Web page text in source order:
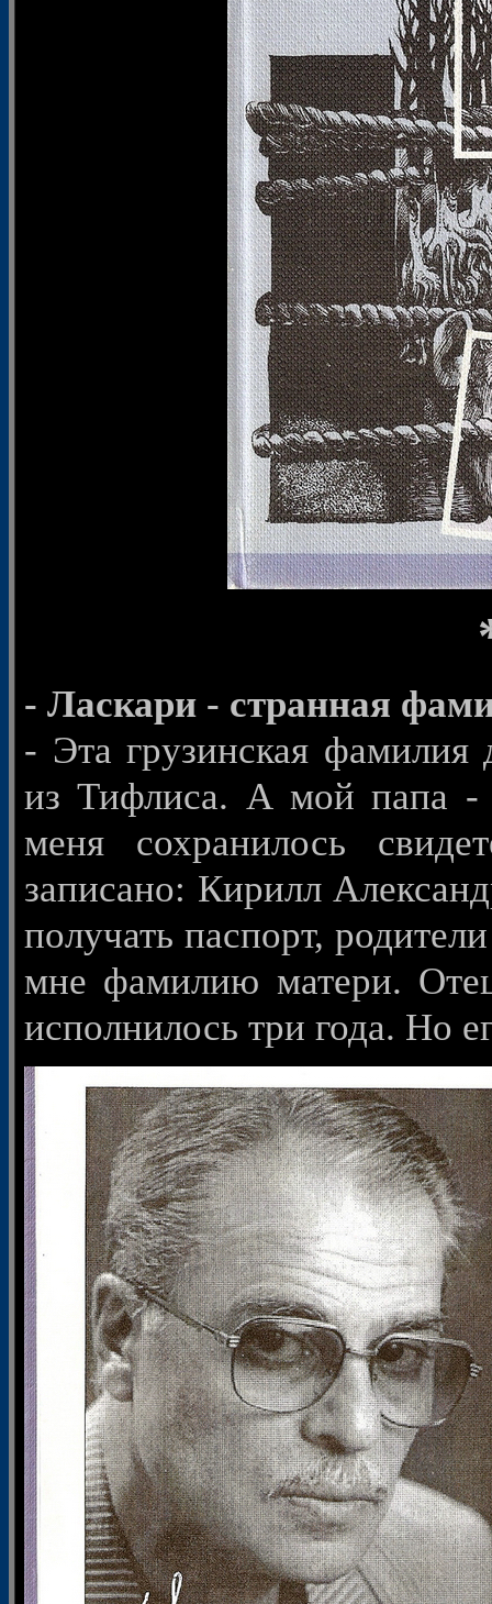
- Ласкари - странная
- Эта грузинская
из Тифлиса. А мой папа -
меня сохранилось
записано: Кирилл
получать паспорт,
мне фамилию матери.
исполнилось три года. Но